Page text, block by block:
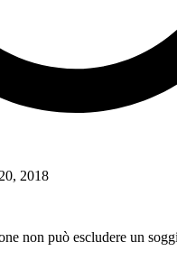
2018
non può escludere un